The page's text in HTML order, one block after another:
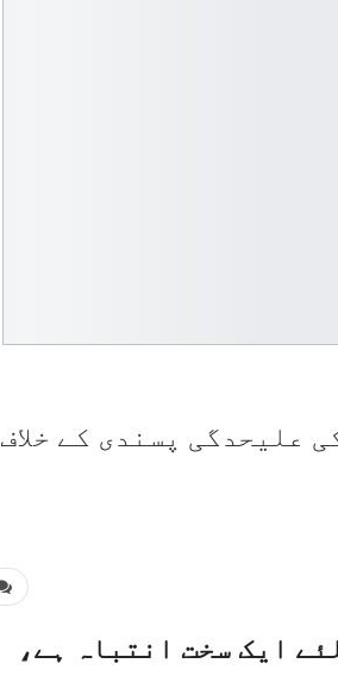
علیحدگی پسندی کے خلاف
ایک سخت انتباہ ہے،